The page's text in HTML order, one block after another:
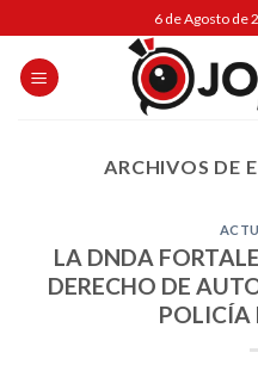
to
content
6 de Agosto de
ARCHIVOS DE
LA DNDA
DERECHO DE
POLICÍA